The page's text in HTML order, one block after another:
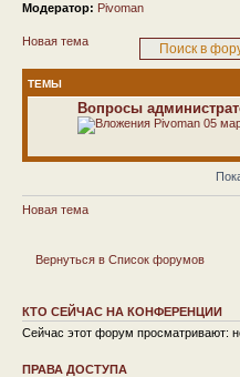
Модератор: Pivoman
Новая тема
ТЕМЫ
Вопросы
Pivoman 05
Новая тема
Вернуться в Список форумов
КТО СЕЙЧАС НА КОНФЕРЕНЦИИ
Сейчас этот форум просматривают:
ПРАВА ДОСТУПА